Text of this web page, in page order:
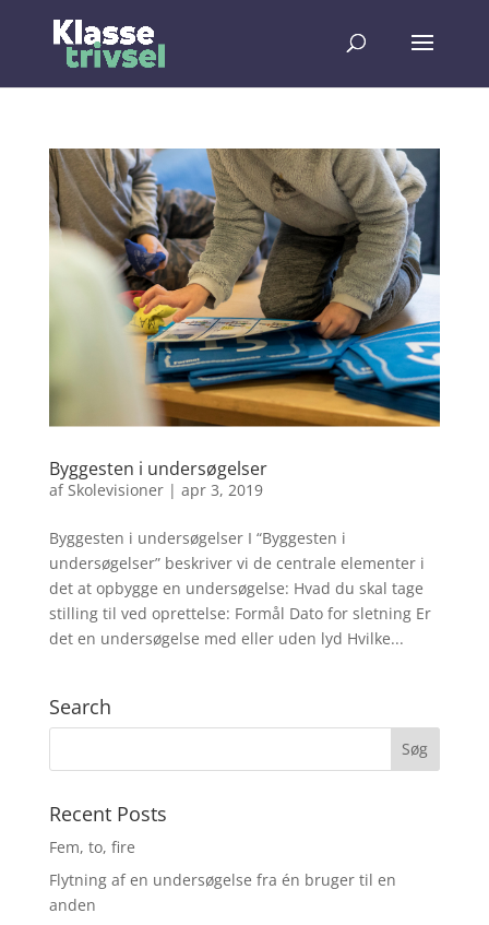
Byggesten i undersøgelser
af Skolevisioner| apr 3, 2019
Byggesten i undersøgelser I “Byggesten i
undersøgelser” beskriver vi de centrale elementer i
det at opbygge en undersøgelse: Hvad du skal tage
stilling til ved oprettelse: Formål Dato for sletning Er
det en undersøgelse med eller uden lyd Hvilke...
Search
Recent Posts
Fem, to, fire
Flytning af en undersøgelse fra én bruger til en
anden